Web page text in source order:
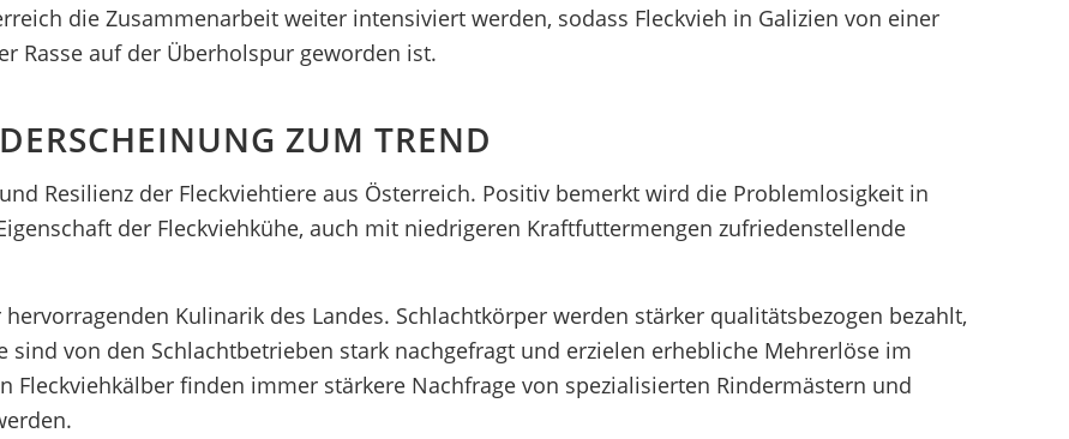
die Zusammenarbeit weiter intensiviert werden, sodass Fleckvieh in Galizien von einer
Rasse auf der Überholspur geworden ist.
ZUM TREND
Resilienz der Fleckviehtiere aus Österreich. Positiv bemerkt wird die Problemlosigkeit in
der Fleckviehkühe, auch mit niedrigeren Kraftfuttermengen zufriedenstellende
Kulinarik des Landes. Schlachtkörper werden stärker qualitätsbezogen bezahlt,
sind von den Schlachtbetrieben stark nachgefragt und erzielen erhebliche Mehrerlöse im
Fleckviehkälber finden immer stärkere Nachfrage von spezialisierten Rindermästern und